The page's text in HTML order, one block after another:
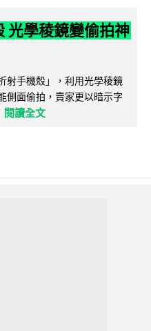
光學稜鏡變偷拍神
射手機殼」，利用光學稜鏡
側面偷拍，賣家更以暗示字
閱讀全文